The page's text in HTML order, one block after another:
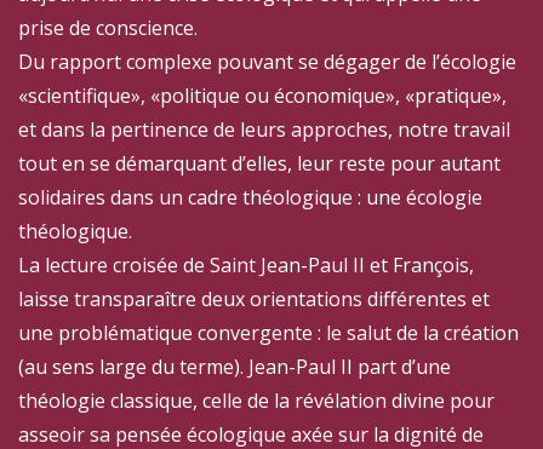
prise de conscience.
Du rapport complexe pouvant se dégager de l’écologie
«scientifique», «politique ou économique», «pratique»,
et dans la pertinence de leurs approches, notre travail
tout en se démarquant d’elles, leur reste pour autant
solidaires dans un cadre théologique : une écologie
théologique.
La lecture croisée de Saint Jean-Paul II et François,
laisse transparaître deux orientations différentes et
une problématique convergente : le salut de la création
(au sens large du terme). Jean-Paul II part d’une
théologie classique, celle de la révélation divine pour
asseoir sa pensée écologique axée sur la dignité de